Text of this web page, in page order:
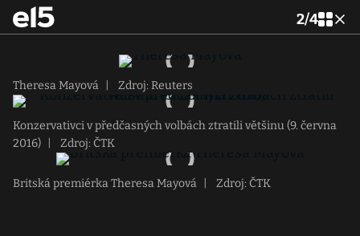
2/4
Theresa Mayová Zdroj: Reuters
Konzervativci v předčasných volbách ztratili většinu (9. června
2016)
Zdroj: ČTK
Britská premiérka Theresa Mayová Zdroj: ČTK